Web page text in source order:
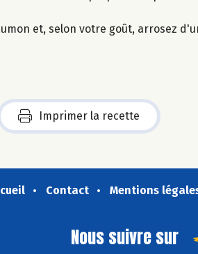
et, selon votre goût, arrosez
Imprimer la recette
Contact Mentions
Nous suivre sur